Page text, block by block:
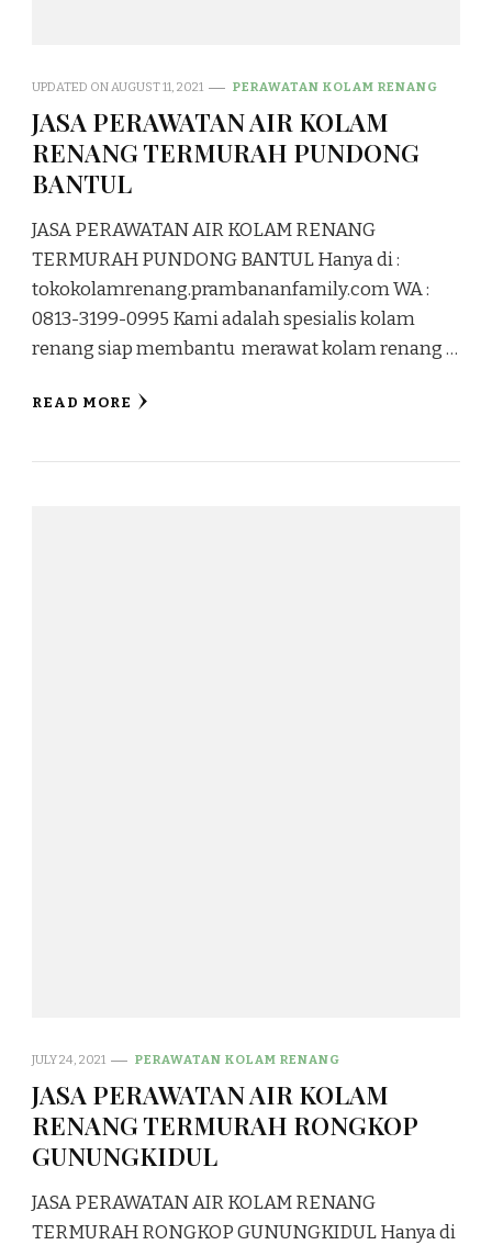
UPDATED ONAUGUST 11, 2021 PERAWATAN KOLAM RENANG
JASA PERAWATAN AIR KOLAM
RENANG TERMURAH PUNDONG
BANTUL
JASA PERAWATAN AIR KOLAM RENANG
TERMURAH PUNDONG BANTUL Hanya di :
tokokolamrenang.prambananfamily.com WA :
0813-3199-0995 Kami adalah spesialis kolam
renang siap membantu merawat kolam renang …
READ MORE
JULY 24, 2021 PERAWATAN KOLAM RENANG
JASA PERAWATAN AIR KOLAM
RENANG TERMURAH RONGKOP
GUNUNGKIDUL
JASA PERAWATAN AIR KOLAM RENANG
TERMURAH RONGKOP GUNUNGKIDUL Hanya di